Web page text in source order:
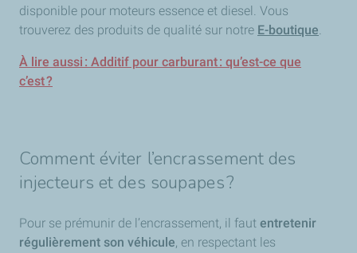
disponible pour moteurs essence et diesel. Vous
trouverez des produits de qualité sur notre E-boutique.
À lire aussi : Additif pour carburant : qu’est-ce que
c’est ?
Comment éviter l’encrassement des
injecteurs et des soupapes ?
Pour se prémunir de l’encrassement, il faut entretenir
régulièrement son véhicule, en respectant les